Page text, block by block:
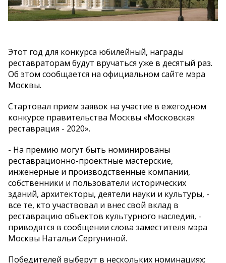
Этот год для конкурса юбилейный, награды
реставраторам будут вручаться уже в десятый раз.
Об этом сообщается на официальном сайте мэра
Москвы.
Стартовал прием заявок на участие в ежегодном
конкурсе правительства Москвы «Московская
реставрация - 2020».
- На премию могут быть номинированы
реставрационно-проектные мастерские,
инженерные и производственные компании,
собственники и пользователи исторических
зданий, архитекторы, деятели науки и культуры, -
все те, кто участвовал и внес свой вклад в
реставрацию объектов культурного наследия, -
приводятся в сообщении слова заместителя мэра
Москвы Натальи Сергуниной.
Победителей выберут в нескольких номинациях: